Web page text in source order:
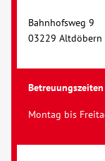
Bahnhofsweg 9
03229 Altdöbern
Betreuungszeiten
Montag bis